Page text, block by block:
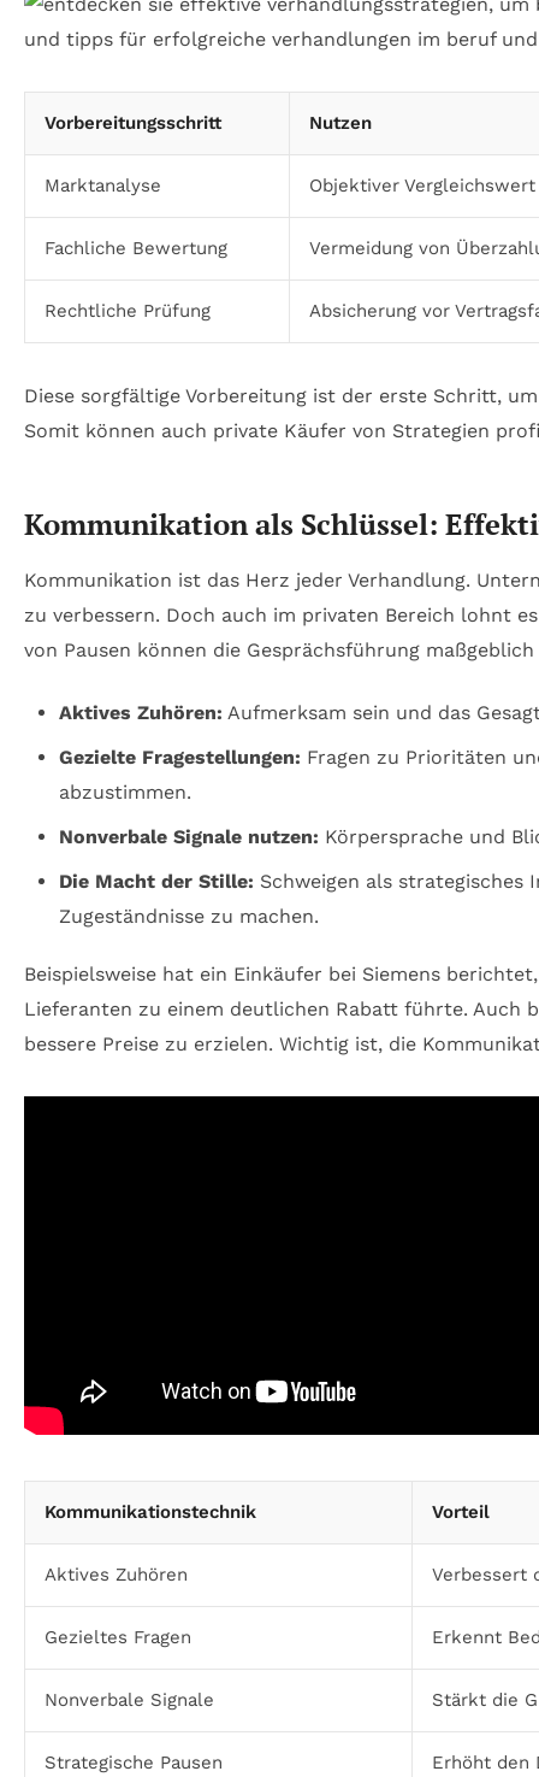
Vorbereitungsschritt Nutzen
Marktanalyse Objektiver
Fachliche Bewertung Vermeidung von
Rechtliche Prüfung Absicherung vor
Diese sorgfältige Vorbereitung ist der erste Schritt,
Somit können auch private Käufer von Strategien
Kommunikation als Schlüssel:
Kommunikation ist das Herz jeder Verhandlung.
zu verbessern. Doch auch im privaten Bereich lohnt
von Pausen können die Gesprächsführung maßgeblich
Aktives Zuhören: Aufmerksam sein und das
Gezielte Fragestellungen: Fragen zu Prioritäten
abzustimmen.
Nonverbale Signale nutzen: Körpersprache und
Die Macht der Stille: Schweigen als
Zugeständnisse zu machen.
Beispielsweise hat ein Einkäufer bei Siemens
Lieferanten zu einem deutlichen Rabatt führte. Auch
bessere Preise zu erzielen. Wichtig ist, die
Kommunikationstechnik Vorteil
Aktives Zuhören Verbessert
Gezieltes Fragen Erkennt
Nonverbale Signale Stärkt die
Strategische Pausen Erhöht den